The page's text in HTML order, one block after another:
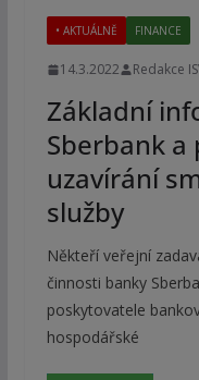
• AKTUÁLNĚ FINANCE
14.3.2022 Redakce
Základní
Sberbank
uzavírání
služby
Někteří veřejní
činnosti banky
poskytovatele
hospodářské